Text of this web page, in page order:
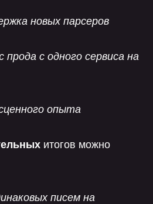
новых парсеров
с одного сервиса на
опыта
итогов можно
писем на